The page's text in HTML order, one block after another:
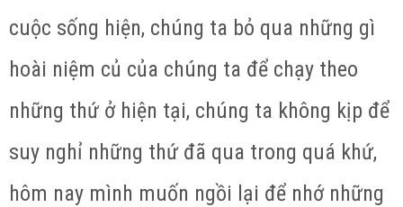
cuộc sống hiện, chúng ta bỏ qua những gì
hoài niệm củ của chúng ta để chạy theo
những thứ ở hiện tại, chúng ta không kịp để
suy nghỉ những thứ đã qua trong quá khứ,
hôm nay mình muốn ngồi lại để nhớ những